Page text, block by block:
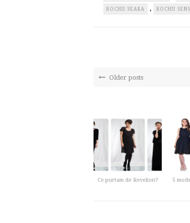
ROCHII SEARA , ROCHII
Older posts
Ce purtam de Revelion?
5